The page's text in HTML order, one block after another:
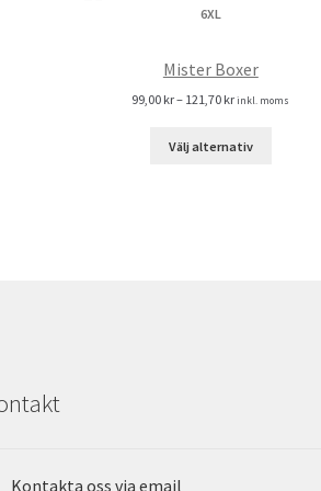
Mister Boxer
99,00 kr– 121,70 krinkl. moms
Välj alternativ
Kontakta oss via email